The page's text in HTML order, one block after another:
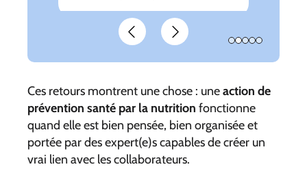
Slide précédentSlide suivant
Ces retours montrent une chose : uneaction de
prévention santé par la nutrition fonctionne
quand elle est bien pensée, bien organisée et
portée par des expert(e)s capables de créer un
vrai lien avec les collaborateurs.